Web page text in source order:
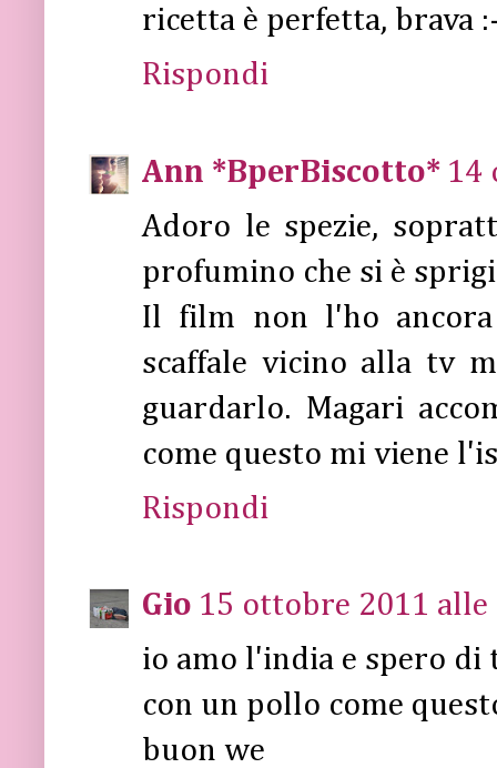
ricetta è perfetta, brava
Rispondi
Ann *BperBiscotto* 14
Adoro le spezie,
profumino che si è
Il film non l'ho
scaffale vicino alla tv
guardarlo. Magari
come questo mi viene
Rispondi
Gio 15 ottobre 2011 alle
io amo l'india e spero di
con un pollo come
buon we